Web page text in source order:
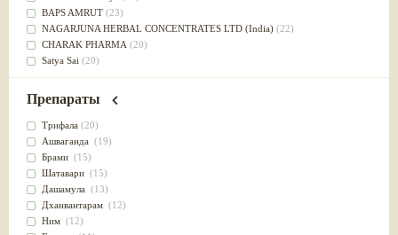
Употребление в пищу
Ароматерапия(29)
Жаропонижающее(29)
для памяти(28)
для почек(28)
Слабительное (28)
Афродизиак(27)
Напитки(27)
Для йоги (27)
Для потенции(26)
Для душа(25)
для концентрации внимания
при нарушении эрекции
BAPS AMRUT (23)
NAGARJUNA HERBAL CONCENTRATES LTD (India) (22)
CHARAK PHARMA (20)
Satya Sai (20)
Vyas(20)
Kerala Ayurveda
(19)
Organic India pvt ltd
Lalita(16)
Ashtang Herbals
Alarsin(14)
Vasu Health care
Baraka(13)
Dabur India Ltd
Препараты
Трифала (20)
Ашваганда (19)
Брами (15)
Шатавари (15)
Дашамула (13)
Дханвантарам (12)
Ним (12)